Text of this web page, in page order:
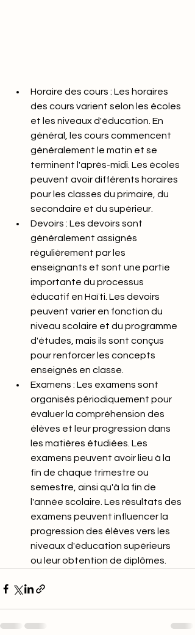
Horaire des cours : Les horaires
des cours varient selon les écoles
et les niveaux d'éducation. En
général, les cours commencent
généralement le matin et se
terminent l'après-midi. Les écoles
peuvent avoir différents horaires
pour les classes du primaire, du
secondaire et du supérieur.
Devoirs : Les devoirs sont
généralement assignés
régulièrement par les
enseignants et sont une partie
importante du processus
éducatif en Haïti. Les devoirs
peuvent varier en fonction du
niveau scolaire et du programme
d'études, mais ils sont conçus
pour renforcer les concepts
enseignés en classe.
Examens : Les examens sont
organisés périodiquement pour
évaluer la compréhension des
élèves et leur progression dans
les matières étudiées. Les
examens peuvent avoir lieu à la
fin de chaque trimestre ou
semestre, ainsi qu'à la fin de
l'année scolaire. Les résultats des
examens peuvent influencer la
progression des élèves vers les
niveaux d'éducation supérieurs
ou leur obtention de diplômes.